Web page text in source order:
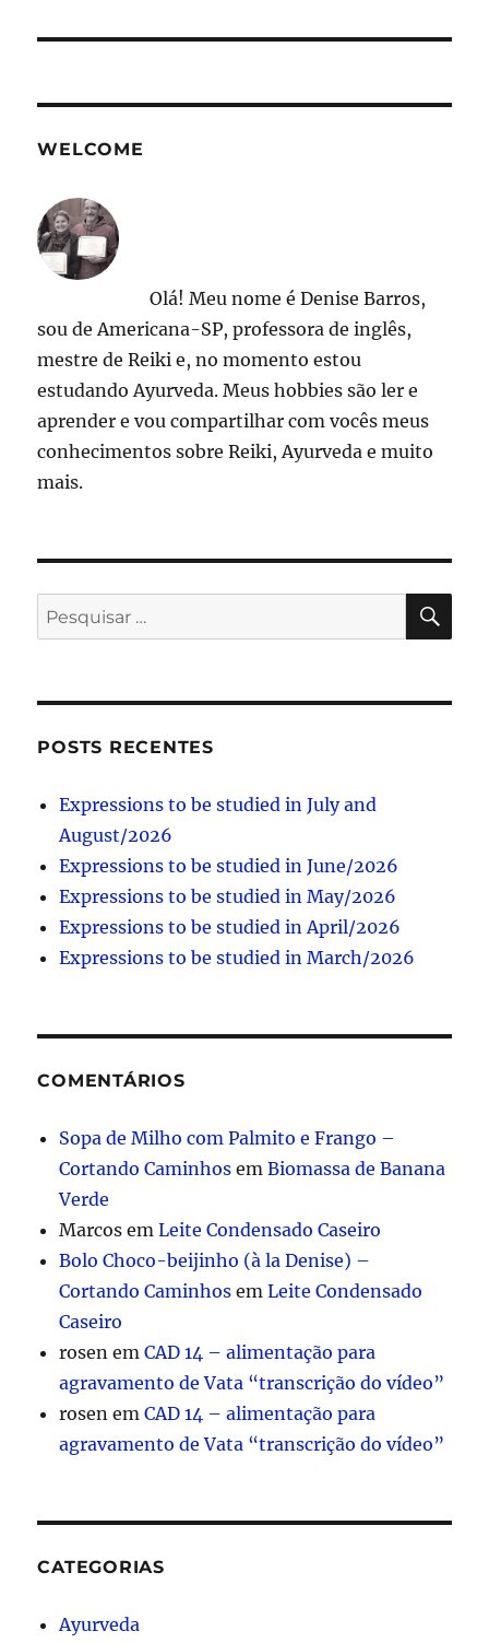
WELCOME
Olá! Meu nome é Denise Barros,
sou de Americana-SP, professora de inglês,
mestre de Reiki e, no momento estou
estudando Ayurveda. Meus hobbies são ler e
aprender e vou compartilhar com vocês meus
conhecimentos sobre Reiki, Ayurveda e muito
mais.
Pesquisar
por:
POSTS RECENTES
Expressions to be studied in July and
August/2026
Expressions to be studied in June/2026
Expressions to be studied in May/2026
Expressions to be studied in April/2026
Expressions to be studied in March/2026
COMENTÁRIOS
Sopa de Milho com Palmito e Frango –
Cortando Caminhos emBiomassa de Banana
Verde
Marcos emLeite Condensado Caseiro
Bolo Choco-beijinho (à la Denise) –
Cortando Caminhos emLeite Condensado
Caseiro
rosen emCAD 14 – alimentação para
agravamento de Vata “transcrição do vídeo”
rosen emCAD 14 – alimentação para
agravamento de Vata “transcrição do vídeo”
CATEGORIAS
Ayurveda